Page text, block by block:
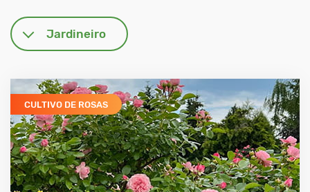
Jardineiro
CULTIVO DE ROSAS